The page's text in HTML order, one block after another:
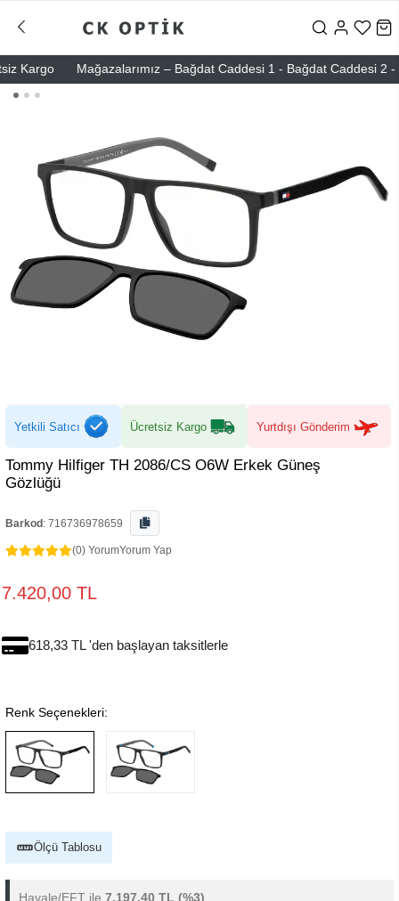
Mağazalarımız – Bağdat Caddesi 1 - Bağdat Caddesi 2 -
Yetkili Satıcı Ücretsiz Kargo Yurtdışı Gönderim
Tommy Hilfiger TH 2086/CS O6W Erkek Güneş
Gözlüğü
Barkod : 716736978659
(0) YorumYorum Yap
7.420,00 TL
618,33 TL 'den başlayan taksitlerle
Renk Seçenekleri:
Ölçü Tablosu
Havale/EFT ile 7.197,40 TL (%3)